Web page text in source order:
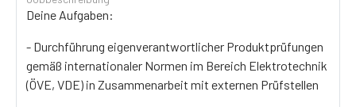
Deine Aufgaben:
- Durchführung eigenverantwortlicher Produktprüfungen
gemäß internationaler Normen im Bereich Elektrotechnik
(ÖVE, VDE) in Zusammenarbeit mit externen Prüfstellen